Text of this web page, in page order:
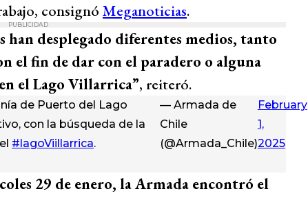
consignó Meganoticias.
PUBLICIDAD
han desplegado diferentes medios, tanto
el fin de dar con el paradero o alguna
el Lago Villarrica”, reiteró.
de Puerto del Lago
con la búsqueda de la
#lagoViillarrica.
— Armada de
Chile
(@Armada_Chile)
February
1,
2025
29 de enero, la Armada encontró el